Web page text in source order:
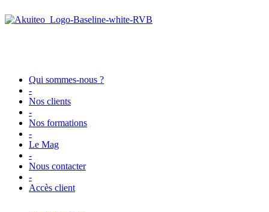
Qui sommes-nous ?
-
Nos clients
-
Nos formations
-
Le Mag
-
Nous contacter
-
Accès client